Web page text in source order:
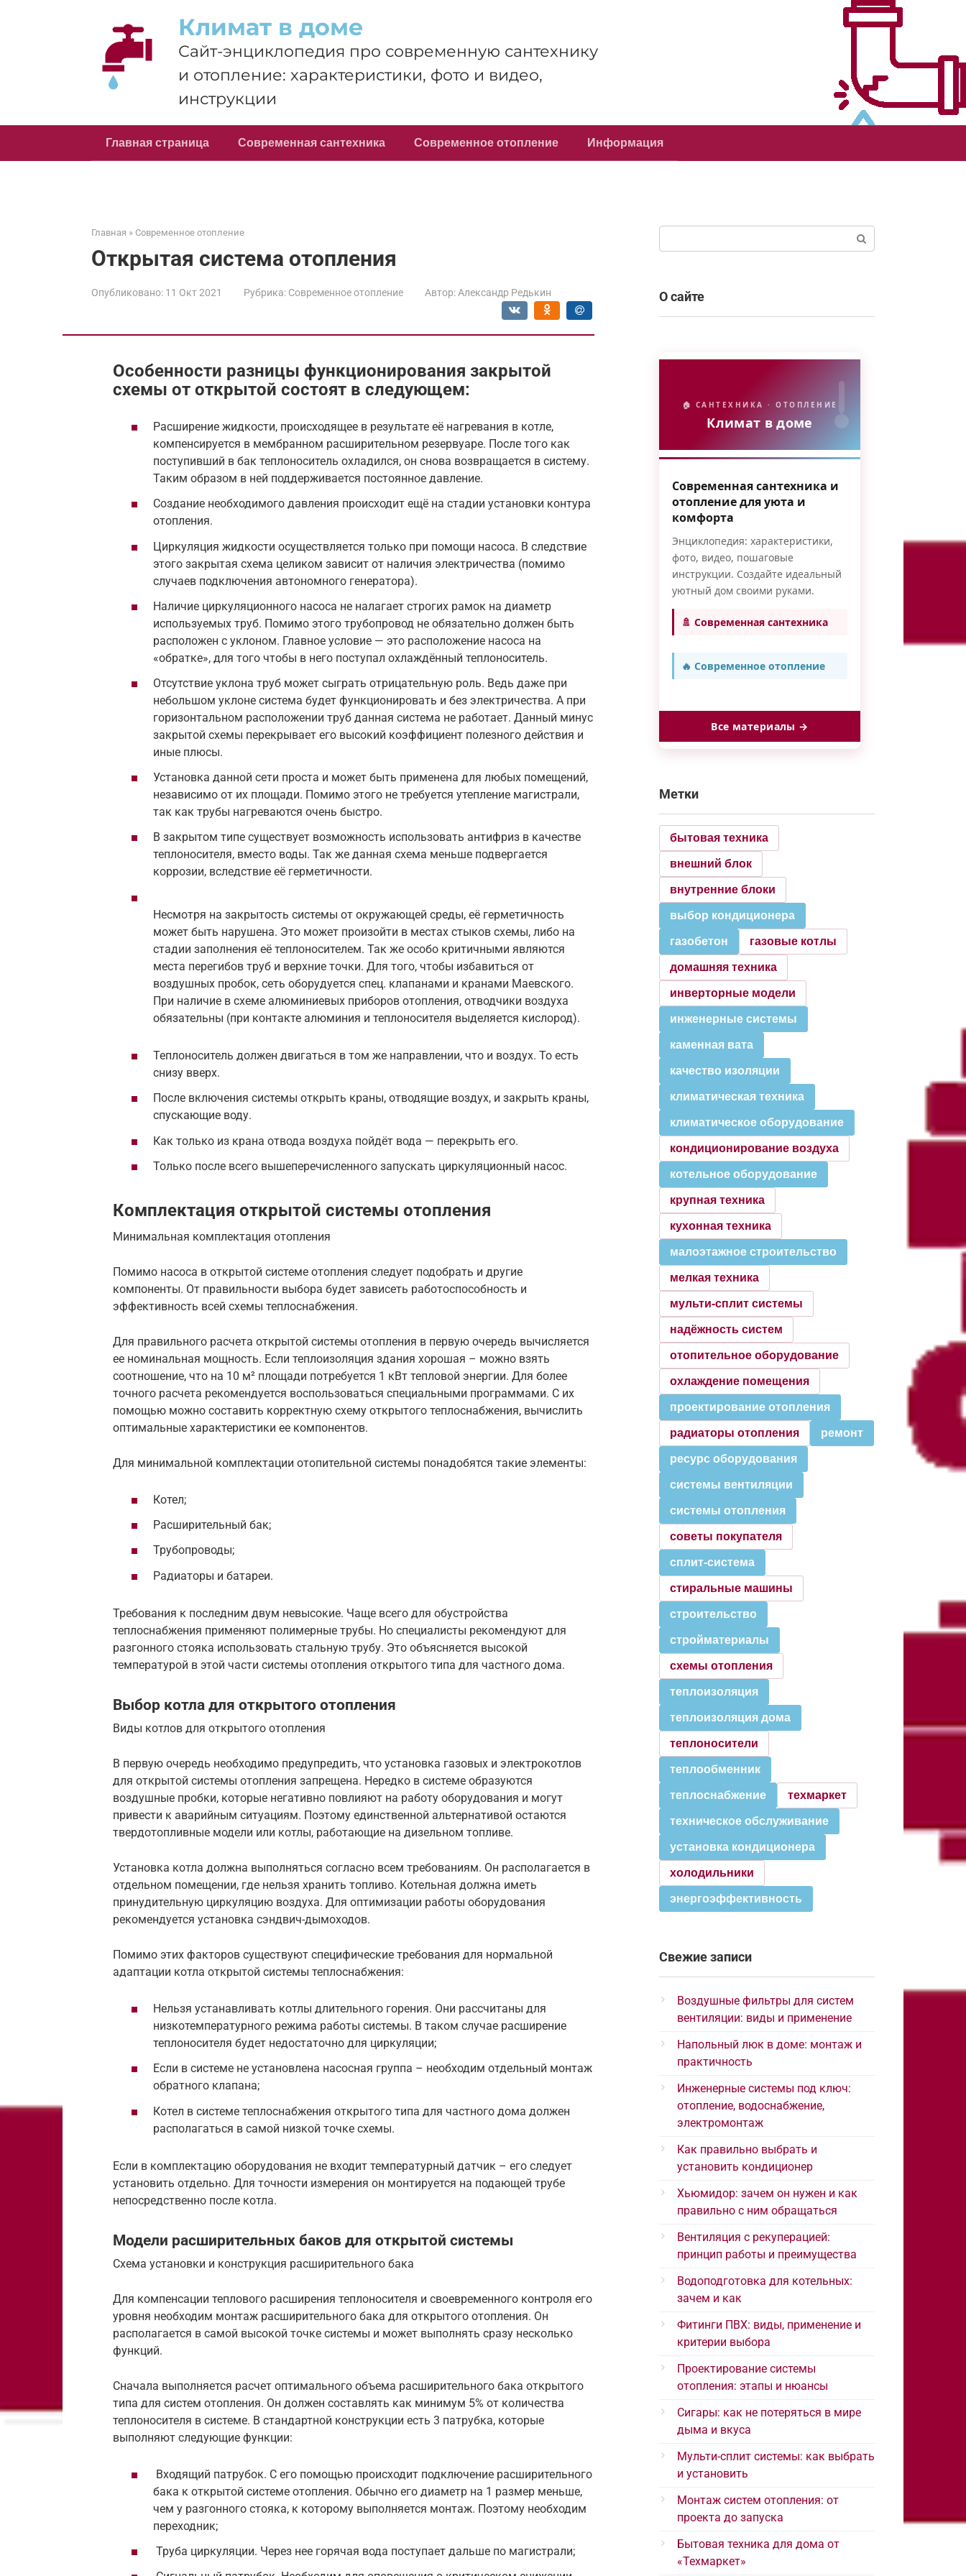
Климат в доме
Сайт-энциклопедия про современную сантехнику
и отопление: характеристики, фото и видео,
инструкции
Главная страница Современная сантехника Современное отопление Информация
Главная » Современное отопление
Открытая система отопления
Опубликовано: 11 Окт 2021 Рубрика: Современное отопление Автор: Александр Редькин
Особенности разницы функционирования закрытой
схемы от открытой состоят в следующем:
Расширение жидкости, происходящее в результате её нагревания в котле,
компенсируется в мембранном расширительном резервуаре. После того как
поступивший в бак теплоноситель охладился, он снова возвращается в систему.
Таким образом в ней поддерживается постоянное давление.
Создание необходимого давления происходит ещё на стадии установки контура
отопления.
Циркуляция жидкости осуществляется только при помощи насоса. В следствие
этого закрытая схема целиком зависит от наличия электричества (помимо
случаев подключения автономного генератора).
Наличие циркуляционного насоса не налагает строгих рамок на диаметр
используемых труб. Помимо этого трубопровод не обязательно должен быть
расположен с уклоном. Главное условие — это расположение насоса на
«обратке», для того чтобы в него поступал охлаждённый теплоноситель.
Отсутствие уклона труб может сыграть отрицательную роль. Ведь даже при
небольшом уклоне система будет функционировать и без электричества. А при
горизонтальном расположении труб данная система не работает. Данный минус
закрытой схемы перекрывает его высокий коэффициент полезного действия и
иные плюсы.
Установка данной сети проста и может быть применена для любых помещений,
независимо от их площади. Помимо этого не требуется утепление магистрали,
так как трубы нагреваются очень быстро.
В закрытом типе существует возможность использовать антифриз в качестве
теплоносителя, вместо воды. Так же данная схема меньше подвергается
коррозии, вследствие её герметичности.
Несмотря на закрытость системы от окружающей среды, её герметичность
может быть нарушена. Это может произойти в местах стыков схемы, либо на
стадии заполнения её теплоносителем. Так же особо критичными являются
места перегибов труб и верхние точки. Для того, чтобы избавиться от
воздушных пробок, сеть оборудуется спец. клапанами и кранами Маевского.
При наличие в схеме алюминиевых приборов отопления, отводчики воздуха
обязательны (при контакте алюминия и теплоносителя выделяется кислород).
Теплоноситель должен двигаться в том же направлении, что и воздух. То есть
снизу вверх.
После включения системы открыть краны, отводящие воздух, и закрыть краны,
спускающие воду.
Как только из крана отвода воздуха пойдёт вода — перекрыть его.
Только после всего вышеперечисленного запускать циркуляционный насос.
Комплектация открытой системы отопления
Минимальная комплектация отопления
Помимо насоса в открытой системе отопления следует подобрать и другие
компоненты. От правильности выбора будет зависеть работоспособность и
эффективность всей схемы теплоснабжения.
Для правильного расчета открытой системы отопления в первую очередь вычисляется
ее номинальная мощность. Если теплоизоляция здания хорошая – можно взять
соотношение, что на 10 м² площади потребуется 1 кВт тепловой энергии. Для более
точного расчета рекомендуется воспользоваться специальными программами. С их
помощью можно составить корректную схему открытого теплоснабжения, вычислить
оптимальные характеристики ее компонентов.
Для минимальной комплектации отопительной системы понадобятся такие элементы:
Котел;
Расширительный бак;
Трубопроводы;
Радиаторы и батареи.
Требования к последним двум невысокие. Чаще всего для обустройства
теплоснабжения применяют полимерные трубы. Но специалисты рекомендуют для
разгонного стояка использовать стальную трубу. Это объясняется высокой
температурой в этой части системы отопления открытого типа для частного дома.
Выбор котла для открытого отопления
Виды котлов для открытого отопления
В первую очередь необходимо предупредить, что установка газовых и электрокотлов
для открытой системы отопления запрещена. Нередко в системе образуются
воздушные пробки, которые негативно повлияют на работу оборудования и могут
привести к аварийным ситуациям. Поэтому единственной альтернативой остаются
твердотопливные модели или котлы, работающие на дизельном топливе.
Установка котла должна выполняться согласно всем требованиям. Он располагается в
отдельном помещении, где нельзя хранить топливо. Котельная должна иметь
принудительную циркуляцию воздуха. Для оптимизации работы оборудования
рекомендуется установка сэндвич-дымоходов.
Помимо этих факторов существуют специфические требования для нормальной
адаптации котла открытой системы теплоснабжения:
Нельзя устанавливать котлы длительного горения. Они рассчитаны для
низкотемпературного режима работы системы. В таком случае расширение
теплоносителя будет недостаточно для циркуляции;
Если в системе не установлена насосная группа – необходим отдельный монтаж
обратного клапана;
Котел в системе теплоснабжения открытого типа для частного дома должен
располагаться в самой низкой точке схемы.
Если в комплектацию оборудования не входит температурный датчик – его следует
установить отдельно. Для точности измерения он монтируется на подающей трубе
непосредственно после котла.
Модели расширительных баков для открытой системы
Схема установки и конструкция расширительного бака
Для компенсации теплового расширения теплоносителя и своевременного контроля его
уровня необходим монтаж расширительного бака для открытого отопления. Он
располагается в самой высокой точке системы и может выполнять сразу несколько
функций.
Сначала выполняется расчет оптимального объема расширительного бака открытого
типа для систем отопления. Он должен составлять как минимум 5% от количества
теплоносителя в системе. В стандартной конструкции есть 3 патрубка, которые
выполняют следующие функции:
Входящий патрубок. С его помощью происходит подключение расширительного
бака к открытой системе отопления. Обычно его диаметр на 1 размер меньше,
чем у разгонного стояка, к которому выполняется монтаж. Поэтому необходим
переходник;
Труба циркуляции. Через нее горячая вода поступает дальше по магистрали;
О сайте
🏠 САНТЕХНИКА · ОТОПЛЕНИЕ
Климат в доме
Современная сантехника и
отопление для уюта и
комфорта
Энциклопедия: характеристики,
фото, видео, пошаговые
инструкции. Создайте идеальный
уютный дом своими руками.
🚿 Современная сантехника
🔥 Современное отопление
Все материалы →
Метки
бытовая техника
внешний блок
внутренние блоки
выбор кондиционера
газобетон газовые котлы
домашняя техника
инверторные модели
инженерные системы
каменная вата
качество изоляции
климатическая техника
климатическое оборудование
кондиционирование воздуха
котельное оборудование
крупная техника
кухонная техника
малоэтажное строительство
мелкая техника
мульти-сплит системы
надёжность систем
отопительное оборудование
охлаждение помещения
проектирование отопления
радиаторы отопления ремонт
ресурс оборудования
системы вентиляции
системы отопления
советы покупателя
сплит-система
стиральные машины
строительство
стройматериалы
схемы отопления
теплоизоляция
теплоизоляция дома
теплоносители
теплообменник
теплоснабжение техмаркет
техническое обслуживание
установка кондиционера
холодильники
энергоэффективность
Свежие записи
Воздушные фильтры для систем
вентиляции: виды и применение
Напольный люк в доме: монтаж и
практичность
Инженерные системы под ключ:
отопление, водоснабжение,
электромонтаж
Как правильно выбрать и
установить кондиционер
Хьюмидор: зачем он нужен и как
правильно с ним обращаться
Вентиляция с рекуперацией:
принцип работы и преимущества
Водоподготовка для котельных:
зачем и как
Фитинги ПВХ: виды, применение и
критерии выбора
Проектирование системы
отопления: этапы и нюансы
Сигары: как не потеряться в мире
дыма и вкуса
Мульти-сплит системы: как выбрать
и установить
Монтаж систем отопления: от
проекта до запуска
Бытовая техника для дома от
«Техмаркет»